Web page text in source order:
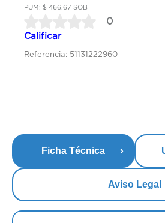
PUM: $ 466.67 SOB
0
Calificar
Referencia: 51131222960
Ficha Técnica
Aviso Legal